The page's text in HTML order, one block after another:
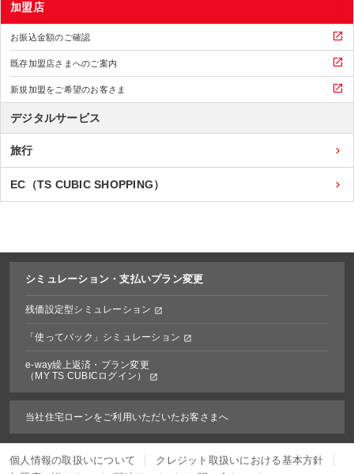
加盟店
お振込金額のご確認
既存加盟店さまへのご案内
新規加盟をご希望のお客さま
デジタルサービス
旅行
EC（TS CUBIC SHOPPING）
シミュレーション・支払いプラン変更
残価設定型シミュレーション
「使ってバック」シミュレーション
e-way繰上返済・プラン変更
（MY TS CUBICログイン）
当社住宅ローンをご利用いただいたお客さまへ
個人情報の取扱いについて
クレジット取扱いにおける基本方針